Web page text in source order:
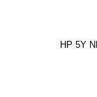
HP 5Y